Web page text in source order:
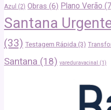
Azul (2) Obras (6) Plano Verão
Santana
(33) Testagem Rápida (3)
Santana (18) vareduravacinal (1)